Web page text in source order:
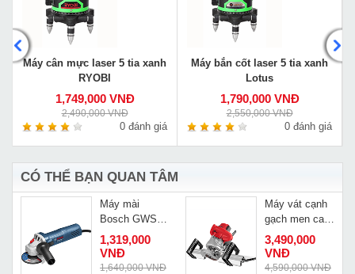
Máy cân mực laser 5 tia xanh
RYOBI
1,749,000 VNĐ
2,490,000 VNĐ
0 đánh giá
Máy bắn cốt laser 5 tia xanh
Lotus
1,790,000 VNĐ
2,550,000 VNĐ
0 đánh giá
CÓ THỂ BẠN QUAN TÂM
Máy mài
Bosch GWS
900-100
1,319,000
VNĐ
1,640,000 VNĐ
Máy vát cạnh
gạch men cao
cấp CZ-105
3,490,000
VNĐ
4,590,000 VNĐ